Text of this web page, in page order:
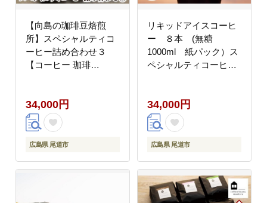
【向島の珈琲豆焙煎
所】スペシャルティコ
ーヒー詰め合わせ３
【コーヒー 珈琲
しゃれ スペシャルティ
コーヒー コーヒー豆 ギ
フト 贈り物 詰め合わせ
ご当地 広島県 尾道市
34,000円
広島県 尾道市
リキッドアイスコーヒ
ー ８本 (無糖
1000ml 紙パック）ス
ペシャルティコーヒー
COFFEE ブラック リ
キッドアイスコーヒー
飲料 ブレンド 紙パック
スペシャルティコーヒ
34,000円
広島県 尾道市